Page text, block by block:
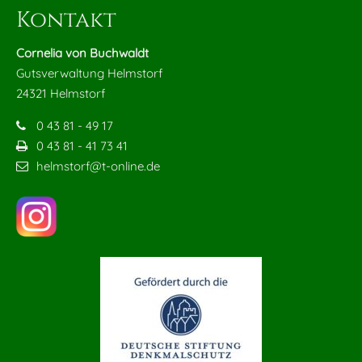
Kontakt
Cornelia von Buchwaldt
Gutsverwaltung Helmstorf
24321 Helmstorf
0 43 81 - 49 17
0 43 81 - 41 73 41
helmstorf@t-online.de